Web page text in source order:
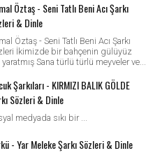
Öztaş - Seni Tatlı Beni Acı Şarkı
& Dinle
Öztaş - Seni Tatlı Beni Acı Şarkı
İkimizde bir bahçenin gülüyüz
yaratmış Sana türlü türlü meyveler ve...
Şarkıları - KIRMIZI BALIK GÖLDE
Sözleri & Dinle
medyada sıkı bir ...
- Yar Meleke Şarkı Sözleri & Dinle